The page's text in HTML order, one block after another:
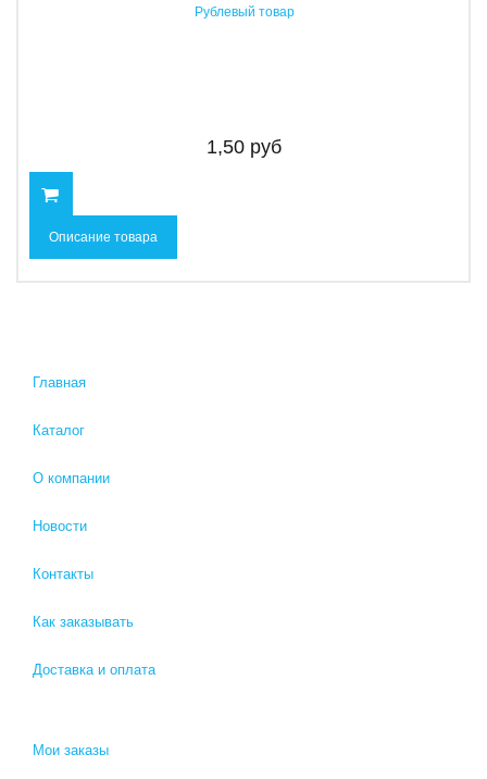
Рублевый товар
1,50 руб
Описание товара
Главная
Каталог
О компании
Новости
Контакты
Как заказывать
Доставка и оплата
Мои заказы